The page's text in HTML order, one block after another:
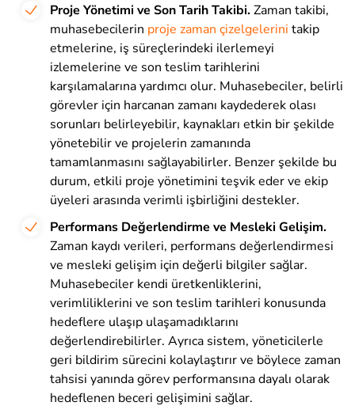
Proje Yönetimi ve Son Tarih Takibi.Zaman takibi,
muhasebecilerin proje zaman çizelgelerini takip
etmelerine, iş süreçlerindeki ilerlemeyi
izlemelerine ve son teslim tarihlerini
karşılamalarına yardımcı olur. Muhasebeciler, belirli
görevler için harcanan zamanı kaydederek olası
sorunları belirleyebilir, kaynakları etkin bir şekilde
yönetebilir ve projelerin zamanında
tamamlanmasını sağlayabilirler. Benzer şekilde bu
durum, etkili proje yönetimini teşvik eder ve ekip
üyeleri arasında verimli işbirliğini destekler.
Performans Değerlendirme ve Mesleki Gelişim.
Zaman kaydı verileri, performans değerlendirmesi
ve mesleki gelişim için değerli bilgiler sağlar.
Muhasebeciler kendi üretkenliklerini,
verimliliklerini ve son teslim tarihleri konusunda
hedeflere ulaşıp ulaşamadıklarını
değerlendirebilirler. Ayrıca sistem, yöneticilerle
geri bildirim sürecini kolaylaştırır ve böylece zaman
tahsisi yanında görev performansına dayalı olarak
hedeflenen beceri gelişimini sağlar.